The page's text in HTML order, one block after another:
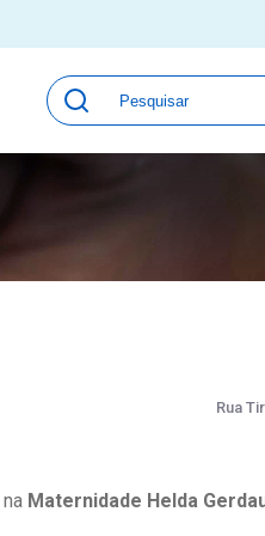
Unidades
Qualidade e
Pesquisa
Pronto
Rua
Maternidade Helda